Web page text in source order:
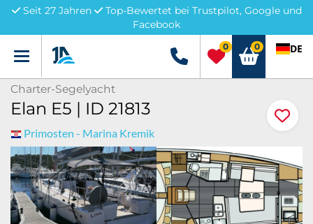
Seit 27 Jahren
Top-Bewertet bei Trustpilot, Google und
Facebook
Menü +49 5741 3222690
0 0 DE
Charter-Segelyacht
Elan E5 | ID 21813
Primosten - Marina Kremik